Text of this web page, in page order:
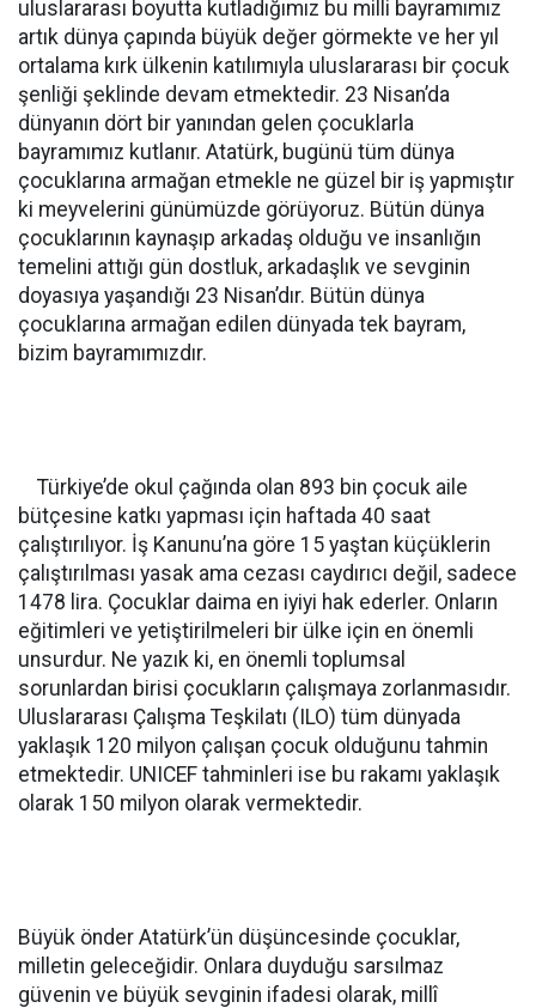
uluslararası boyutta kutladığımız bu milli bayramımız
artık dünya çapında büyük değer görmekte ve her yıl
ortalama kırk ülkenin katılımıyla uluslararası bir çocuk
şenliği şeklinde devam etmektedir. 23 Nisan’da
dünyanın dört bir yanından gelen çocuklarla
bayramımız kutlanır. Atatürk, bugünü tüm dünya
çocuklarına armağan etmekle ne güzel bir iş yapmıştır
ki meyvelerini günümüzde görüyoruz. Bütün dünya
çocuklarının kaynaşıp arkadaş olduğu ve insanlığın
temelini attığı gün dostluk, arkadaşlık ve sevginin
doyasıya yaşandığı 23 Nisan’dır. Bütün dünya
çocuklarına armağan edilen dünyada tek bayram,
bizim bayramımızdır.
Türkiye’de okul çağında olan 893 bin çocuk aile
bütçesine katkı yapması için haftada 40 saat
çalıştırılıyor. İş Kanunu’na göre 15 yaştan küçüklerin
çalıştırılması yasak ama cezası caydırıcı değil, sadece
1478 lira. Çocuklar daima en iyiyi hak ederler. Onların
eğitimleri ve yetiştirilmeleri bir ülke için en önemli
unsurdur. Ne yazık ki, en önemli toplumsal
sorunlardan birisi çocukların çalışmaya zorlanmasıdır.
Uluslararası Çalışma Teşkilatı (ILO) tüm dünyada
yaklaşık 120 milyon çalışan çocuk olduğunu tahmin
etmektedir. UNICEF tahminleri ise bu rakamı yaklaşık
olarak 150 milyon olarak vermektedir.
Büyük önder Atatürk’ün düşüncesinde çocuklar,
milletin geleceğidir. Onlara duyduğu sarsılmaz
güvenin ve büyük sevginin ifadesi olarak, millî